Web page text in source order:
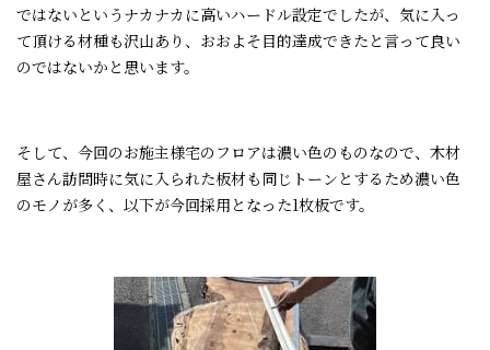
ではないというナカナカに高いハードル設定でしたが、気に入っ
て頂ける材種も沢山あり、おおよそ目的達成できたと言って良い
のではないかと思います。
そして、今回のお施主様宅のフロアは濃い色のものなので、木材
屋さん訪問時に気に入られた板材も同じトーンとするため濃い色
のモノが多く、以下が今回採用となった1枚板です。